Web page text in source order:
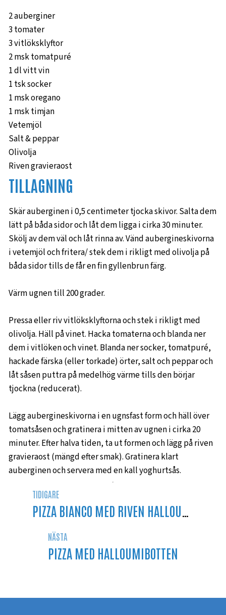
2 auberginer
3 tomater
3 vitlöksklyftor
2 msk tomatpuré
1 dl vitt vin
1 tsk socker
1 msk oregano
1 msk timjan
Vetemjöl
Salt & peppar
Olivolja
Riven gravieraost
TILLAGNING
Skär auberginen i 0,5 centimeter tjocka skivor. Salta dem
lätt på båda sidor och låt dem ligga i cirka 30 minuter.
Skölj av dem väl och låt rinna av. Vänd aubergineskivorna
i vetemjöl och fritera/ stek dem i rikligt med olivolja på
båda sidor tills de får en fin gyllenbrun färg.
Värm ugnen till 200 grader.
Pressa eller riv vitlöksklyftorna och stek i rikligt med
olivolja. Häll på vinet. Hacka tomaterna och blanda ner
dem i vitlöken och vinet. Blanda ner socker, tomatpuré,
hackade färska (eller torkade) örter, salt och peppar och
låt såsen puttra på medelhög värme tills den börjar
tjockna (reducerat).
Lägg aubergineskivorna i en ugnsfast form och häll över
tomatsåsen och gratinera i mitten av ugnen i cirka 20
minuter. Efter halva tiden, ta ut formen och lägg på riven
gravieraost (mängd efter smak). Gratinera klart
auberginen och servera med en kall yoghurtsås.
TIDIGARE
NÄSTA
PIZZA MED HALLOUMIBOTTEN